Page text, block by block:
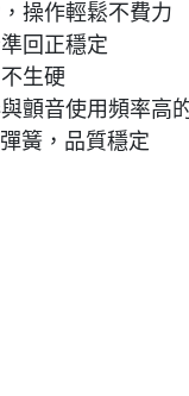
操作輕鬆不費力
回正穩定
生硬
顫音使用頻率高
簧，品質穩定